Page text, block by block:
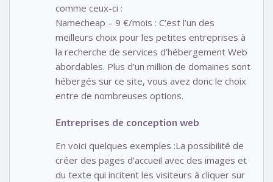
comme ceux-ci :
Namecheap – 9 €/mois : C’est l’un des
meilleurs choix pour les petites entreprises à
la recherche de services d’hébergement Web
abordables. Plus d’un million de domaines sont
hébergés sur ce site, vous avez donc le choix
entre de nombreuses options.
Entreprises de conception web
En voici quelques exemples :La possibilité de
créer des pages d’accueil avec des images et
du texte qui incitent les visiteurs à cliquer sur